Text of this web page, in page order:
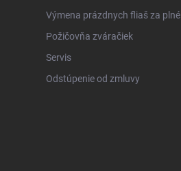
Výmena prázdnych fliaš za plné
Požičovňa zváračiek
Servis
Odstúpenie od zmluvy